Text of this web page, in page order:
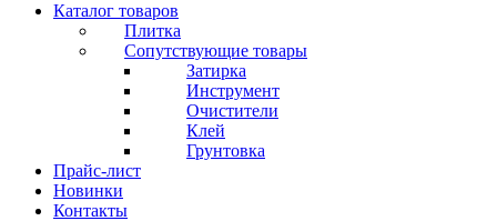
Каталог товаров
Плитка
Сопутствующие товары
Затирка
Инструмент
Очистители
Клей
Грунтовка
Прайс-лист
Новинки
Контакты